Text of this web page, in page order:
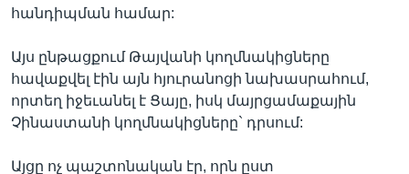
հանդիպման համար:
Այս ընթացքում Թայվանի կողմնակիցները
հավաքվել էին այն հյուրանոցի նախասրահում,
որտեղ իջեւանել է Ցայը, իսկ մայրցամաքային
Չինաստանի կողմնակիցները` դրսում:
Այցը ոչ պաշտոնական էր, որն ըստ